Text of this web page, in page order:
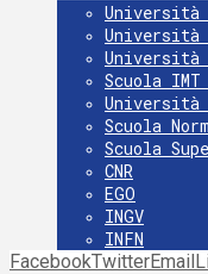
Università
Scuola
Scuola
Scuola
CNR
EGO
INGV
INFN
INAF
FacebookTwitterEmail